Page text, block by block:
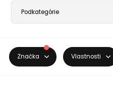
Značka Vlastnosti